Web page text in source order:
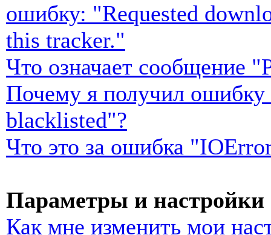
ошибку: "Requested
this tracker."
Что означает сообщение
Почему я получил
blacklisted"?
Что это за ошибка
Параметры и настройки
Как мне изменить мои